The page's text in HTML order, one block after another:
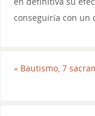
conseguiría con un
«Bautismo, 7